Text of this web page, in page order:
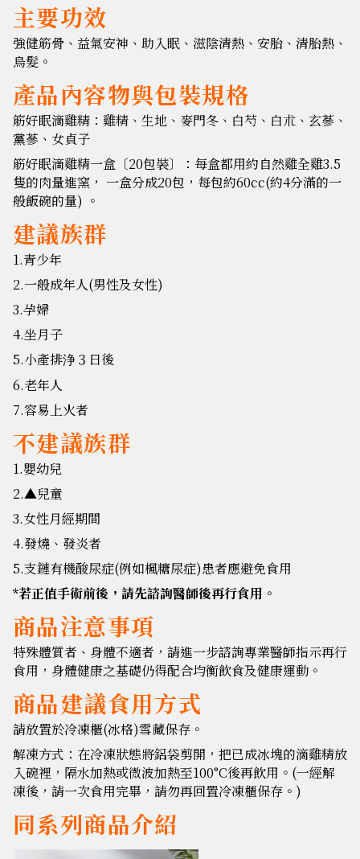
主要功效
強健筋骨、益氣安神、助入眠、滋陰清熱、安胎、清胎熱、
烏髮。
產品內容物與包裝規格
筋好眠滴雞精：雞精、生地、麥門冬、白芍、白朮、玄蔘、
黨蔘、女貞子
筋好眠滴雞精一盒〔20包裝〕：每盒都用約自然雞全雞3.5
隻的肉量進窯， 一盒分成20包，每包約60cc(約4分滿的一
般飯碗的量) 。
建議族群
1.青少年
2.一般成年人(男性及女性)
3.孕婦
4.坐月子
5.小產排浄３日後
6.老年人
7.容易上火者
不建議族群
1.嬰幼兒
2.▲兒童
3.女性月經期間
4.發燒、發炎者
5.支鏈有機酸尿症(例如楓糖尿症)患者應避免食用
*若正值手術前後，請先諮詢醫師後再行食用。
商品注意事項
特殊體質者、身體不適者，請進一步諮詢專業醫師指示再行
食用，身體健康之基礎仍得配合均衡飲食及健康運動。
商品建議食用方式
請放置於冷凍櫃(冰格)雪藏保存。
解凍方式：在冷凍狀態將鋁袋剪開，把已成冰塊的滴雞精放
入碗裡，隔水加熱或微波加熱至100°C後再飲用。(一經解
凍後，請一次食用完畢，請勿再回置冷凍櫃保存。)
同系列商品介紹